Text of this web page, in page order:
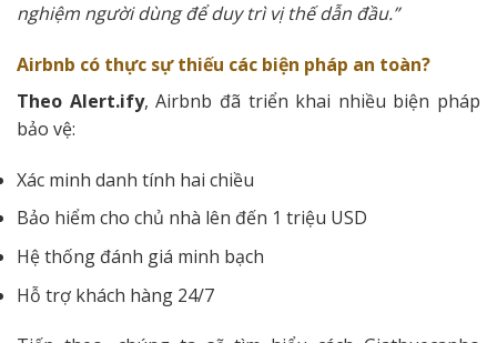
nghiệm người dùng để duy trì vị thế dẫn đầu.”
Airbnb có thực sự thiếu các biện pháp an toàn?
Theo Alert.ify, Airbnb đã triển khai nhiều biện pháp
bảo vệ:
Xác minh danh tính hai chiều
Bảo hiểm cho chủ nhà lên đến 1 triệu USD
Hệ thống đánh giá minh bạch
Hỗ trợ khách hàng 24/7